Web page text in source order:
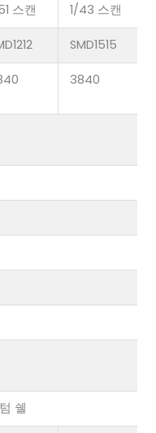
스캔 1/43 스캔
SMD1515
3840
쉘